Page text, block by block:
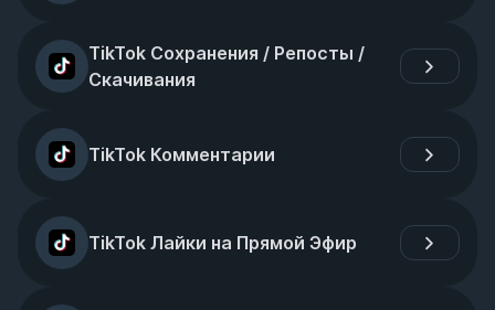
TikTok Сохранения / Репосты /
Скачивания
TikTok Комментарии
TikTok Лайки на Прямой Эфир